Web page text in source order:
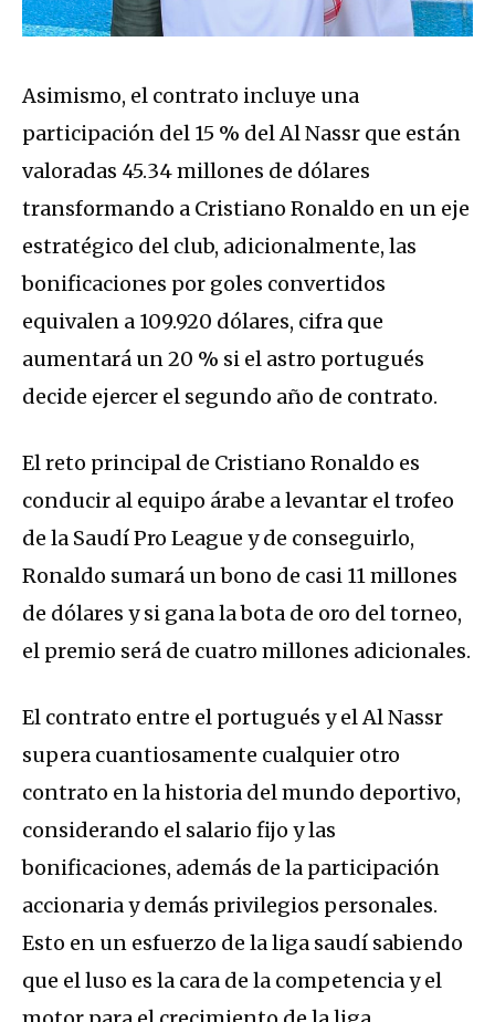
Asimismo, el contrato incluye una
participación del 15 % del Al Nassr que están
valoradas 45.34 millones de dólares
transformando a Cristiano Ronaldo en un eje
estratégico del club, adicionalmente, las
bonificaciones por goles convertidos
equivalen a 109.920 dólares, cifra que
aumentará un 20 % si el astro portugués
decide ejercer el segundo año de contrato.
El reto principal de Cristiano Ronaldo es
conducir al equipo árabe a levantar el trofeo
de la Saudí Pro League y de conseguirlo,
Ronaldo sumará un bono de casi 11 millones
de dólares y si gana la bota de oro del torneo,
el premio será de cuatro millones adicionales.
El contrato entre el portugués y el Al Nassr
supera cuantiosamente cualquier otro
contrato en la historia del mundo deportivo,
considerando el salario fijo y las
bonificaciones, además de la participación
accionaria y demás privilegios personales.
Esto en un esfuerzo de la liga saudí sabiendo
que el luso es la cara de la competencia y el